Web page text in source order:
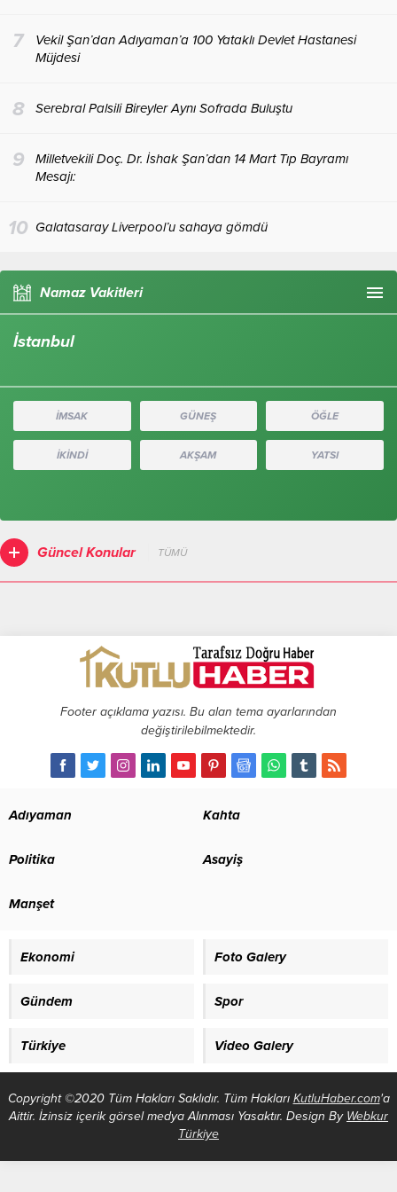
7
Vekil Şan’dan Adıyaman’a 100 Yataklı Devlet Hastanesi
Müjdesi
8 Serebral Palsili Bireyler Aynı Sofrada Buluştu
9
Milletvekili Doç. Dr. İshak Şan’dan 14 Mart Tıp Bayramı
Mesajı:
10 Galatasaray Liverpool’u sahaya gömdü
Namaz Vakitleri
İstanbul
İMSAK GÜNEŞ ÖĞLE
İKİNDİ AKŞAM YATSI
Güncel Konular TÜMÜ
Footer açıklama yazısı. Bu alan tema ayarlarından
değiştirilebilmektedir.
Adıyaman Kahta
Politika Asayiş
Manşet
Ekonomi Foto Galery
Gündem Spor
Türkiye Video Galery
Copyright ©2020 Tüm Hakları Saklıdır. Tüm Hakları KutluHaber.com'a
Aittir. İzinsiz içerik görsel medya Alınması Yasaktır. Design By Webkur
Türkiye